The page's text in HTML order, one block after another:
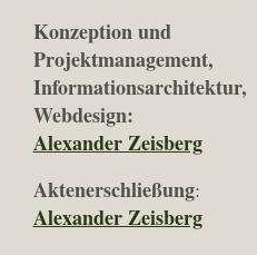
Konzeption und
Projektmanagement,
Informationsarchitektur,
Webdesign:
Alexander Zeisberg
Aktenerschließung:
Alexander Zeisberg